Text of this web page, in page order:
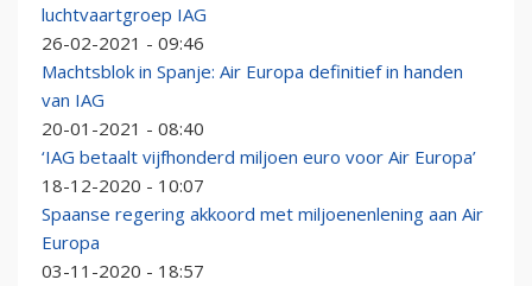
luchtvaartgroep IAG
26-02-2021 - 09:46
Machtsblok in Spanje: Air Europa definitief in handen
van IAG
20-01-2021 - 08:40
‘IAG betaalt vijfhonderd miljoen euro voor Air Europa’
18-12-2020 - 10:07
Spaanse regering akkoord met miljoenenlening aan Air
Europa
03-11-2020 - 18:57